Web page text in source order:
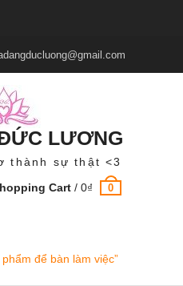
LƯƠNG
thành sự thật <3
Cart /0₫ 0
để bàn làm việc”